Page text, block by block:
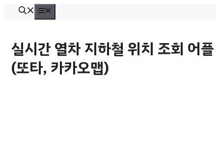
뉴
실시간 열차 지하철 위치 조회 어플
(또타, 카카오맵)